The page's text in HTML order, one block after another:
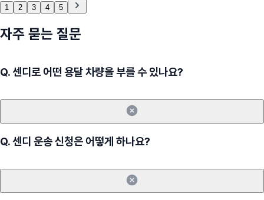
1 2 3 4 5
자주 묻는 질문
Q.센디로 어떤 용달 차량을 부를 수 있나요?
Q.센디 운송 신청은 어떻게 하나요?